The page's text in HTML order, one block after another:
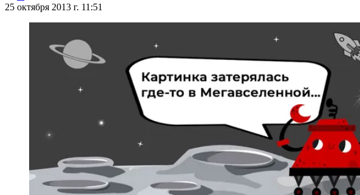
25 октября 2013 г. 11:51